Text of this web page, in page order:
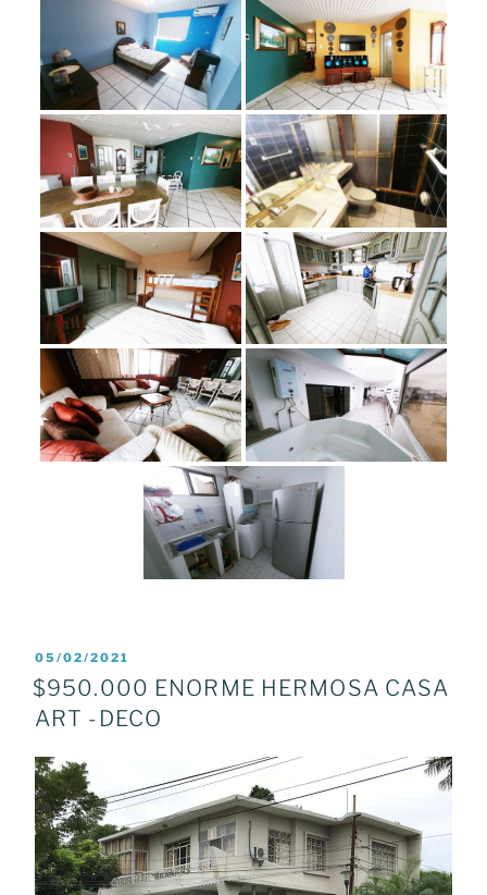
POSTED
ON
05/02/2021
$950.000 ENORME HERMOSA CASA
ART -DECO